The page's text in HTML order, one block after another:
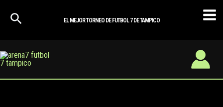
EL MEJOR TORNEO DE FUTBOL 7 DE TAMPICO